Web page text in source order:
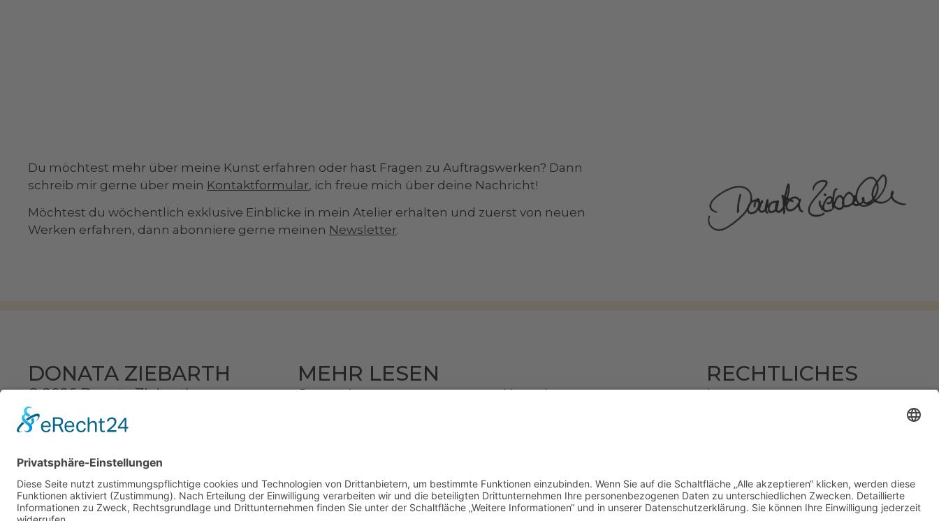
Du möchtest mehr über meine Kunst erfahren oder hast Fragen zu Auftragswerken? Dann
schreib mir gerne über mein Kontaktformular, ich freue mich über deine Nachricht!
Möchtest du wöchentlich exklusive Einblicke in mein Atelier erhalten und zuerst von neuen
Werken erfahren, dann abonniere gerne meinen Newsletter.
DONATA ZIEBARTH
© 2026 Donata Ziebarth
Design & Code ❤
MEHR LESEN
Startseite
Auftragsarbeiten
Kontakt
RECHTLICHES
Impressum
Widerruf erklären